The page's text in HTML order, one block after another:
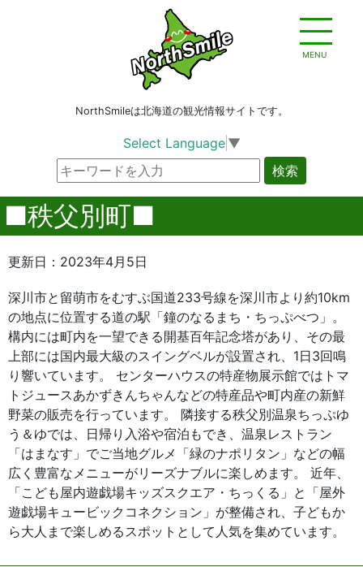
MENU
NorthSmileは北海道の観光情報サイトです。
Select Language ▼
検索
■秩父別町■
更新日：2023年4月5日
深川市と留萌市をむすぶ国道233号線を深川市より約10km
の地点に位置する道の駅「鐘のなるまち・ちっぷべつ」。
構内には町内を一望できる開基百年記念塔があり、その最
上部には国内最大級のスイングベルが設置され、1日3回鳴
り響いています。 センターハウスの特産物展示館ではトマ
トジュースあかずきんちゃんなどの特産品や町内産の新鮮
野菜の販売を行っています。 隣接する秩父別温泉ちっぷゆ
う＆ゆでは、日帰り入浴や宿泊もでき、温泉レストラン
「はまなす」でご当地グルメ「緑のナポリタン」などの幅
広く豊富なメニューがリーズナブルに楽しめます。 近年、
「こども屋内遊戯場キッズスクエア・ちっくる」と「屋外
遊戯場キュービックコネクション」が整備され、子どもか
ら大人まで楽しめるスポットとして人気を集めています。